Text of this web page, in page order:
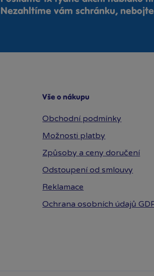
Nezahltíme vám schránku,
Vše o nákupu
Obchodní podmínky
Možnosti platby
Způsoby a ceny doručení
Odstoupení od smlouvy
Reklamace
Ochrana osobních údajů